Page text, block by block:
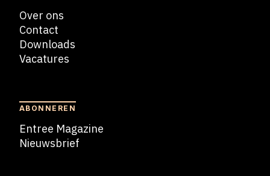
Over ons
Contact
Downloads
Vacatures
ABONNEREN
Entree Magazine
Nieuwsbrief